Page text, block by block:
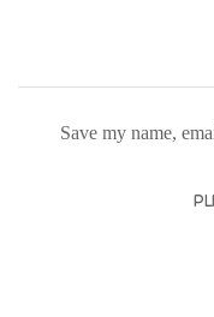
Save my name,